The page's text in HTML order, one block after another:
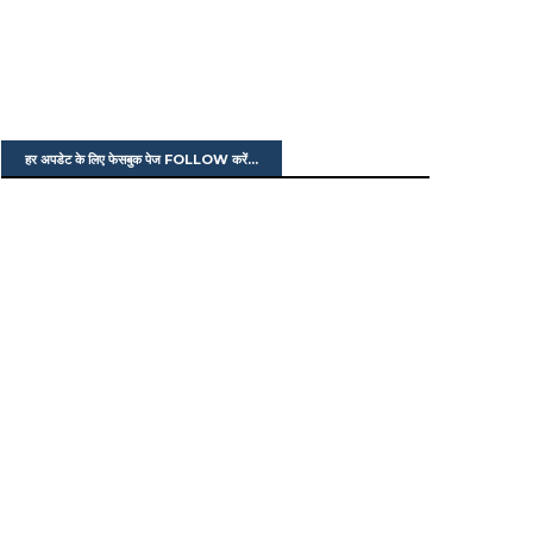
हर अपडेट के लिए फेसबुक पेज FOLLOW करें...